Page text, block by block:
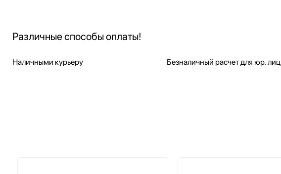
Различные способы оплаты!
Наличными курьеру Безналичный расчет для юр. лиц